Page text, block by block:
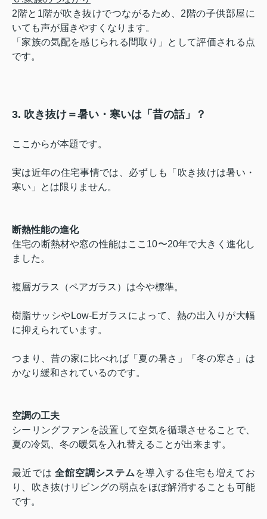
2階と1階が吹き抜けでつながるため、2階の子供部屋に
いても声が届きやすくなります。
「家族の気配を感じられる間取り」として評価される点
です。
3. 吹き抜け＝暑い・寒いは「昔の話」？
ここからが本題です。
実は近年の住宅事情では、必ずしも「吹き抜けは暑い・
寒い」とは限りません。
断熱性能の進化
住宅の断熱材や窓の性能はここ10〜20年で大きく進化し
ました。
複層ガラス（ペアガラス）は今や標準。
樹脂サッシやLow-Eガラスによって、熱の出入りが大幅
に抑えられています。
つまり、昔の家に比べれば「夏の暑さ」「冬の寒さ」は
かなり緩和されているのです。
空調の工夫
シーリングファンを設置して空気を循環させることで、
夏の冷気、冬の暖気を入れ替えることが出来ます。
最近では全館空調システム を導入する住宅も増えてお
り、吹き抜けリビングの弱点をほぼ解消することも可能
です。